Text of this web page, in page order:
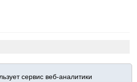
сервис веб-аналитики